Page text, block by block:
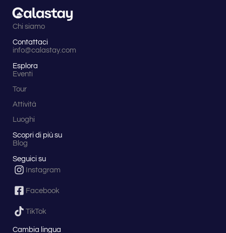
Chi siamo
Contattaci
info@calastay.com
Esplora
Eventi
Tour
Attività
Luoghi
Scopri di più su
Blog
Seguici su
Instagram
Facebook
TikTok
Cambia lingua